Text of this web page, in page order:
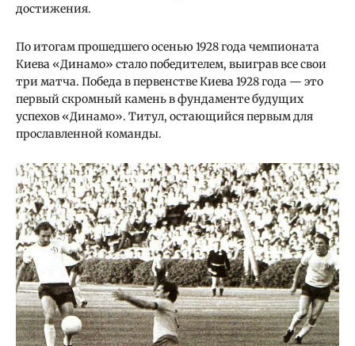
достижения.
По итогам прошедшего осенью 1928 года чемпионата
Киева «Динамо» стало победителем, выиграв все свои
три матча. Победа в первенстве Киева 1928 года — это
первый скромный камень в фундаменте будущих
успехов «Динамо». Титул, остающийся первым для
прославленной команды.